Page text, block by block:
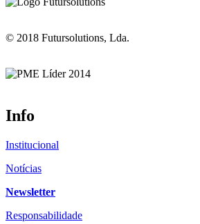
© 2018 Futursolutions, Lda.
Info
Institucional
Notícias
Newsletter
Responsabilidade